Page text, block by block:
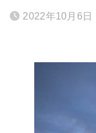
2022年10月6日